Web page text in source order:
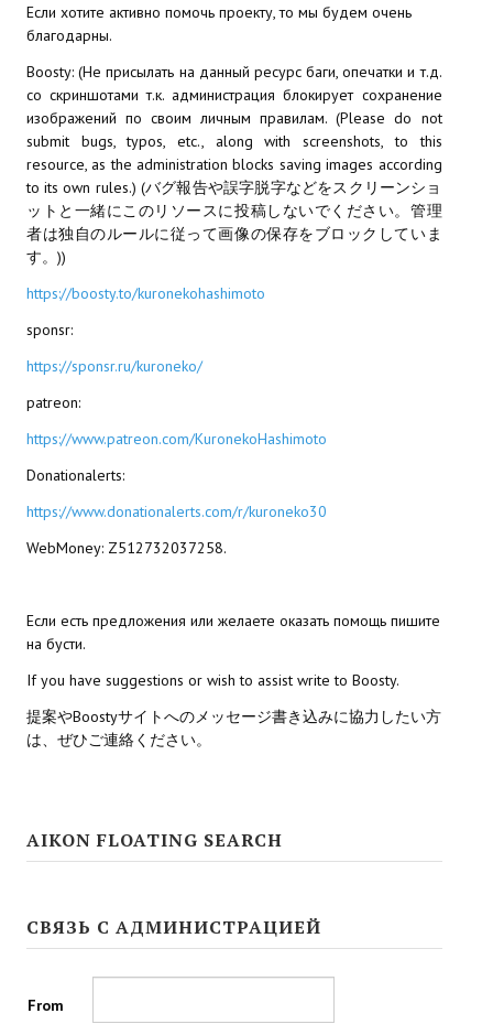
Новости Архив
МОДЫ ДЛЯ ИГР
Патчи
Mass Effect 2
Mass Effect 3
Моды
Dragon Age: Origins
Dragon Age 2
Dragon Age: Inquisition
GTA 5
Mass Effect Andromeda
Neverwinter Nights 1
Sacred Ice & Blood
Star Wars Knights of the Old Republic 2
Если хотите активно помочь проекту, то мы будем очень
благодарны.
Boosty: (Не присылать на данный ресурс баги, опечатки и т.д.
со скриншотами т.к. администрация блокирует сохранение
изображений по своим личным правилам. (Please do not
submit bugs, typos, etc., along with screenshots, to this
resource, as the administration blocks saving images according
to its own rules.) (バグ報告や誤字脱字などをスクリーンショ
ットと一緒にこのリソースに投稿しないでください。管理
者は独自のルールに従って画像の保存をブロックしていま
す。))
https://boosty.to/kuronekohashimoto
sponsr:
https://sponsr.ru/kuroneko/
patreon:
https://www.patreon.com/KuronekoHashimoto
Donationalerts:
https://www.donationalerts.com/r/kuroneko30
WebMoney: Z512732037258.
Если есть предложения или желаете оказать помощь пишите
на бусти.
If you have suggestions or wish to assist write to Boosty.
提案やBoostyサイトへのメッセージ書き込みに協力したい方
は、ぜひご連絡ください。
AIKON FLOATING SEARCH
СВЯЗЬ С АДМИНИСТРАЦИЕЙ
From